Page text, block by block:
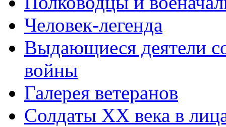
Человек-легенда
Выдающиеся деятели
войны
Галерея ветеранов
Солдаты XX века в